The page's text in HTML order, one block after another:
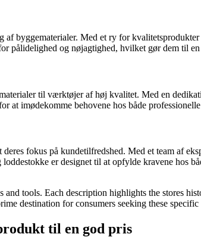
byggematerialer. Med et ry for
pålidelighed og nøjagtighed, hvilket gør dem til
til værktøjer af høj kvalitet. Med en
at imødekomme behovene hos både
fokus på kundetilfredshed. Med et team af
er designet til at opfylde kravene hos
tools. Each description highlights the stores
destination for consumers seeking these specific
til en god pris